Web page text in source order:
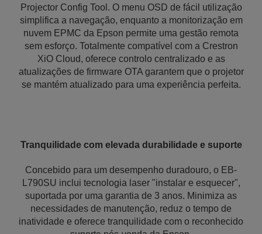
Projector Config Tool. O menu OSD de fácil utilização
simplifica a navegação, enquanto a monitorização em
nuvem EPMC da Epson permite uma gestão remota
sem esforço. Totalmente compatível com a Crestron
XiO Cloud, oferece controlo centralizado e as
atualizações de firmware OTA garantem que o projetor
se mantém atualizado para uma experiência perfeita.
Tranquilidade com elevada durabilidade e suporte
Concebido para um desempenho duradouro, o EB-
L790SU inclui tecnologia laser "instalar e esquecer",
suportada por uma garantia de 3 anos. Minimiza as
necessidades de manutenção, reduz o tempo de
inatividade e oferece tranquilidade com o reconhecido